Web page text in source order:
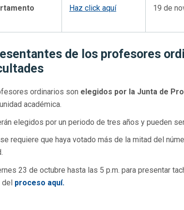
Haz click aquí 19 de
de los profesores
ordinarios son elegidos por la Junta de
académica.
elegidos por un periodo de tres años y pueden
requiere que haya votado más de la mitad del
23 de octubre hasta las 5 p.m. para presentar
del proceso aquí.